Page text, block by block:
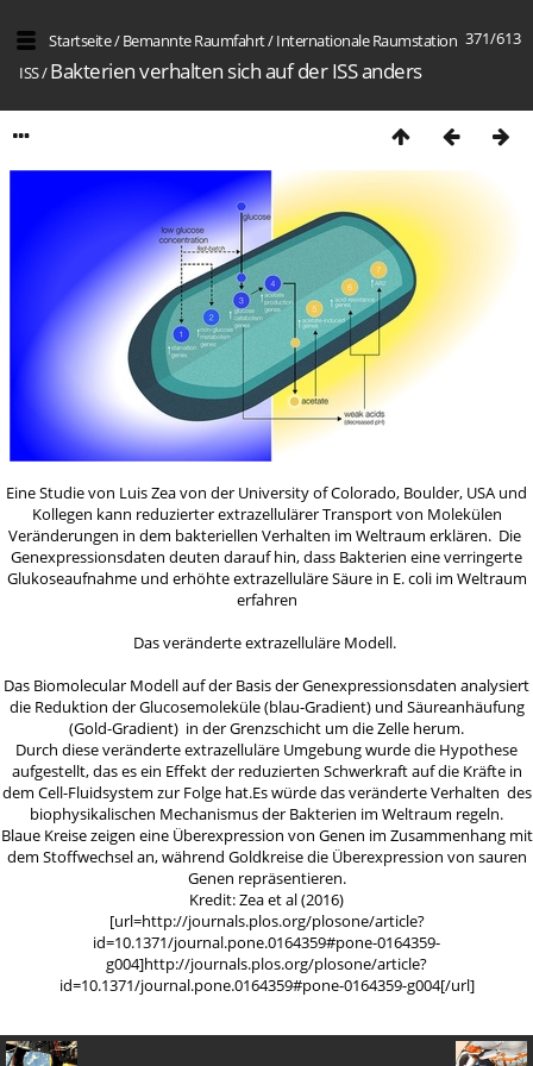
371/613
Startseite/Bemannte Raumfahrt/Internation­ale Raumstation
ISS/Bakterien verhalten sich auf der ISS anders
Eine Studie von Luis Zea von der University of Colorado, Boulder, USA und
Kollegen kann reduzierter extrazellulärer Transport von Molekülen
Veränderungen in dem bakteriellen Verhalten im Weltraum erklären. Die
Genexpressionsdaten deuten darauf hin, dass Bakterien eine verringerte
Glukoseaufnahme und erhöhte extrazelluläre Säure in E. coli im Weltraum
erfahren
Das veränderte extrazelluläre Modell.
Das Biomolecular Modell auf der Basis der Genexpressionsdaten analysiert
die Reduktion der Glucosemoleküle (blau-Gradient) und Säureanhäufung
(Gold-Gradient) in der Grenzschicht um die Zelle herum.
Durch diese veränderte extrazelluläre Umgebung wurde die Hypothese
aufgestellt, das es ein Effekt der reduzierten Schwerkraft auf die Kräfte in
dem Cell-Fluidsystem zur Folge hat.Es würde das veränderte Verhalten des
biophysikalischen Mechanismus der Bakterien im Weltraum regeln.
Blaue Kreise zeigen eine Überexpression von Genen im Zusammenhang mit
dem Stoffwechsel an, während Goldkreise die Überexpression von sauren
Genen repräsentieren.
Kredit: Zea et al (2016)
[url=http://journals.plos.org/plosone/article?
id=10.1371/journal.pone.0164359#pone-0164359-
g004]http://journals.plos.org/plosone/article?
id=10.1371/journal.pone.0164359#pone-0164359-g004[/url]